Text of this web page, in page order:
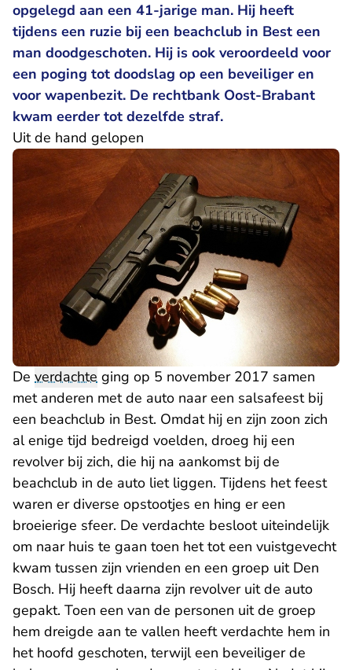
opgelegd aan een 41-jarige man. Hij heeft
tijdens een ruzie bij een beachclub in Best een
man doodgeschoten. Hij is ook veroordeeld voor
een poging tot doodslag op een beveiliger en
voor wapenbezit. De rechtbank Oost-Brabant
kwam eerder tot dezelfde straf.
Uit de hand gelopen
De verdachte ging op 5 november 2017 samen
met anderen met de auto naar een salsafeest bij
een beachclub in Best. Omdat hij en zijn zoon zich
al enige tijd bedreigd voelden, droeg hij een
revolver bij zich, die hij na aankomst bij de
beachclub in de auto liet liggen. Tijdens het feest
waren er diverse opstootjes en hing er een
broeierige sfeer. De verdachte besloot uiteindelijk
om naar huis te gaan toen het tot een vuistgevecht
kwam tussen zijn vrienden en een groep uit Den
Bosch. Hij heeft daarna zijn revolver uit de auto
gepakt. Toen een van de personen uit de groep
hem dreigde aan te vallen heeft verdachte hem in
het hoofd geschoten, terwijl een beveiliger de